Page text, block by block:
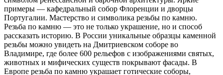
примеры — кафедральный собор Флоренции и дворцы
Португалии. Мастерство и символика резьбы по камню.
Резьба по камню — это не только украшение, но и способ
рассказать историю. В России уникальные образцы каменной
резьбы можно увидеть на Дмитриевском соборе во
Владимире, где более 600 рельефов с изображениями святых,
животных и мифических существ покрывают фасады. В
Европе резьба по камню украшает готические соборы,